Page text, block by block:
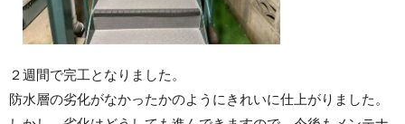
２週間で完工となりました。
防水層の劣化がなかったかのようにきれいに仕上がりました。